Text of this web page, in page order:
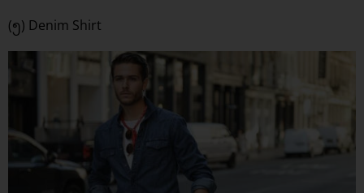
(၅) Denim Shirt